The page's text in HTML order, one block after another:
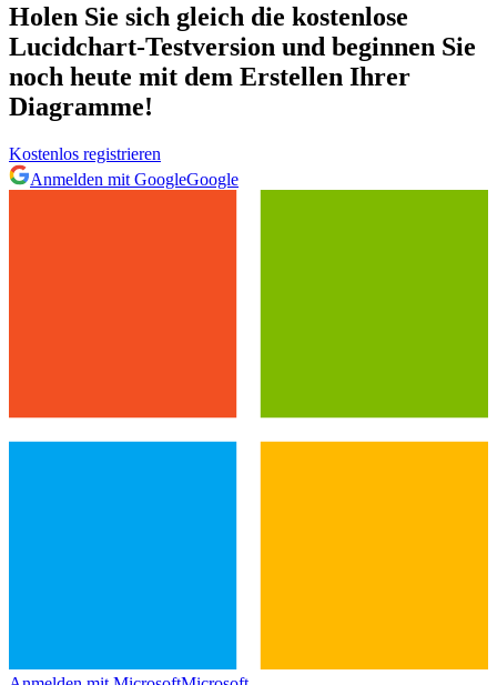
Holen Sie sich gleich die kostenlose
Lucidchart-Testversion und beginnen Sie
noch heute mit dem Erstellen Ihrer
Diagramme!
Kostenlos registrieren
Anmelden mit GoogleGoogle